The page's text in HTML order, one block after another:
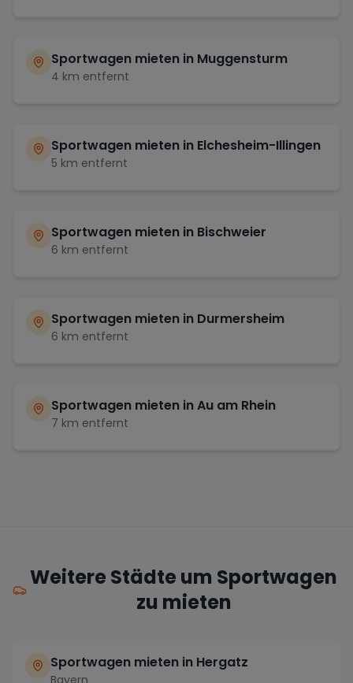
Sportwagen mieten in Muggensturm
4 km entfernt
Sportwagen mieten in Elchesheim-Illingen
5 km entfernt
Sportwagen mieten in Bischweier
6 km entfernt
Sportwagen mieten in Durmersheim
6 km entfernt
Sportwagen mieten inAu am Rhein
7 km entfernt
Weitere Städte um Sportwagen
zu mieten
Sportwagen mieten in Hergatz